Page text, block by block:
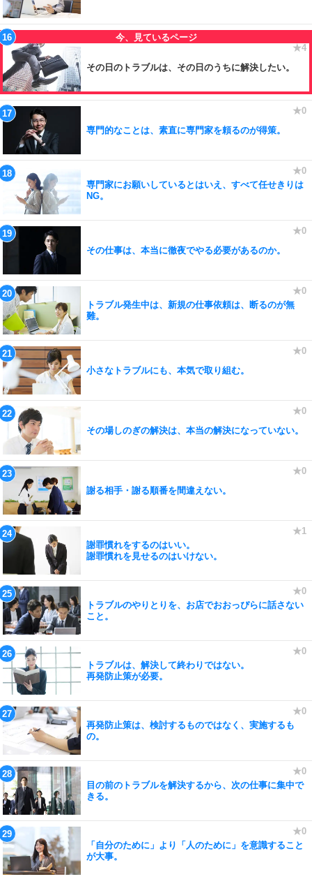
その日のトラブルは、その日のうちに解決したい。
専門的なことは、素直に専門家を頼るのが得策。
専門家にお願いしているとはいえ、すべて任せきりは
NG。
その仕事は、本当に徹夜でやる必要があるのか。
トラブル発生中は、新規の仕事依頼は、断るのが無
難。
小さなトラブルにも、本気で取り組む。
その場しのぎの解決は、本当の解決になっていない。
謝る相手・謝る順番を間違えない。
謝罪慣れをするのはいい。
謝罪慣れを見せるのはいけない。
トラブルのやりとりを、お店でおおっぴらに話さない
こと。
トラブルは、解決して終わりではない。
再発防止策が必要。
再発防止策は、検討するものではなく、実施するも
の。
目の前のトラブルを解決するから、次の仕事に集中で
きる。
「自分のために」より「人のために」を意識すること
が大事。